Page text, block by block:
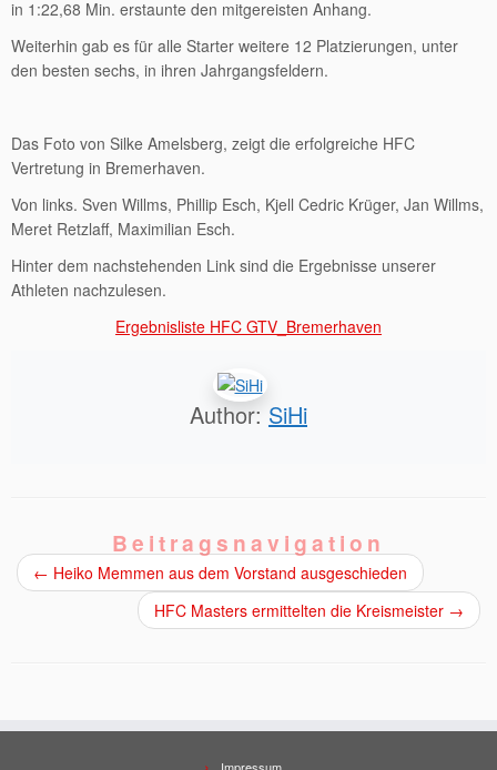
in 1:22,68 Min. erstaunte den mitgereisten Anhang.
Weiterhin gab es für alle Starter weitere 12 Platzierungen, unter
den besten sechs, in ihren Jahrgangsfeldern.
Das Foto von Silke Amelsberg, zeigt die erfolgreiche HFC
Vertretung in Bremerhaven.
Von links. Sven Willms, Phillip Esch, Kjell Cedric Krüger, Jan Willms,
Meret Retzlaff, Maximilian Esch.
Hinter dem nachstehenden Link sind die Ergebnisse unserer
Athleten nachzulesen.
Ergebnisliste HFC GTV_Bremerhaven
Author: SiHi
Beitragsnavigation
← Heiko Memmen aus dem Vorstand ausgeschieden
HFC Masters ermittelten die Kreismeister →